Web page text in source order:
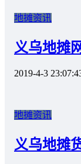
地摊资讯
义乌地摊
2019-4-3
地摊资讯
义乌地摊